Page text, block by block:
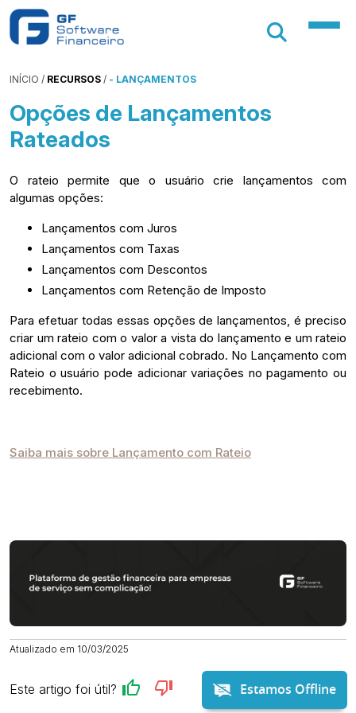
INÍCIO / RECURSOS / - LANÇAMENTOS
Opções de Lançamentos
Rateados
O rateio permite que o usuário crie lançamentos com
algumas opções:
Lançamentos com Juros
Lançamentos com Taxas
Lançamentos com Descontos
Lançamentos com Retenção de Imposto
Para efetuar todas essas opções de lançamentos, é preciso
criar um rateio com o valor a vista do lançamento e um rateio
adicional com o valor adicional cobrado. No Lançamento com
Rateio o usuário pode adicionar variações no pagamento ou
recebimento.
Saiba mais sobre Lançamento com Rateio
Atualizado em 10/03/2025
Este artigo foi útil? Estamos Offline